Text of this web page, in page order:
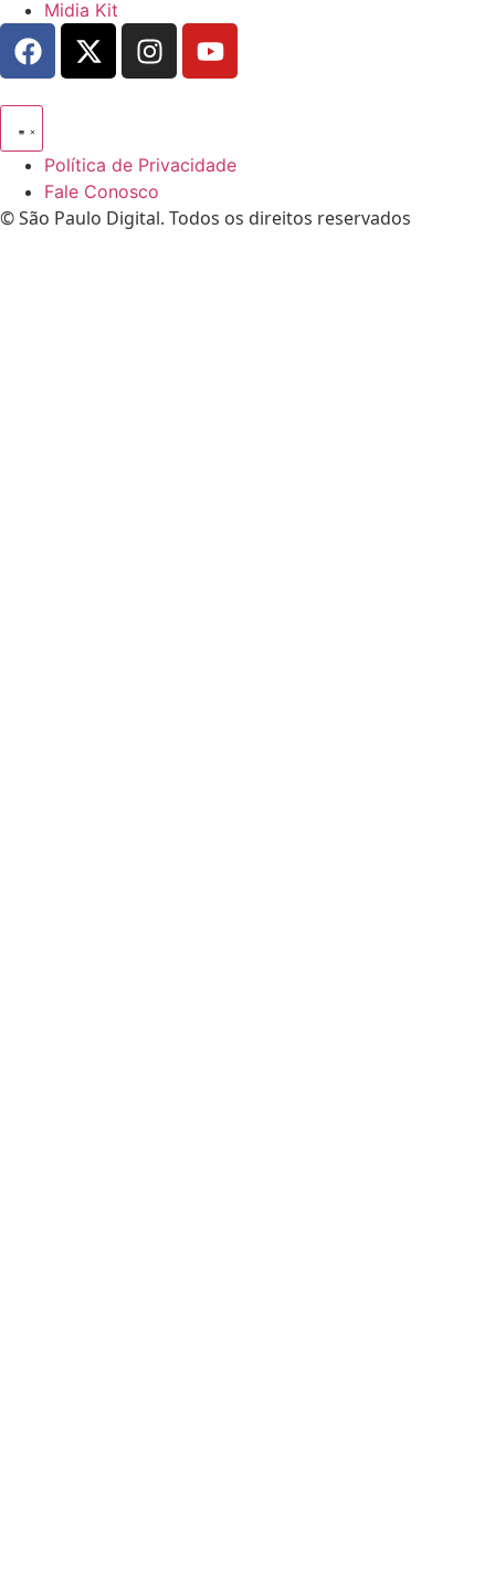
Midia Kit
Política de Privacidade
Fale Conosco
© São Paulo Digital. Todos os direitos reservados